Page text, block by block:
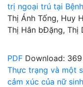
trị ngoại trú tại
Thị Ánh Tống, Huy
Thị Hân bĐặng, Thị
PDF Download: 369
Thực trạng và một
cảm xúc của nữ